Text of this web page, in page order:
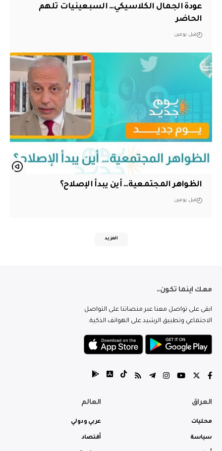
عودة الجمال الكلاسيكي… السبعينيات تلهم
الحاضر
قبل يومين
الظواهر المجتمعية… أين يبدأ الإصلاح؟
قبل يومين
المزيد
معك اينما تكون..
ابقى على تواصل معنا عبر منصاتنا على التواصل
الاجتماعي وتطبيق الرشيد على الهواتف الذكية.
العراق
محليات
سياسة
العالم
عربي ودولي
أقتصاد